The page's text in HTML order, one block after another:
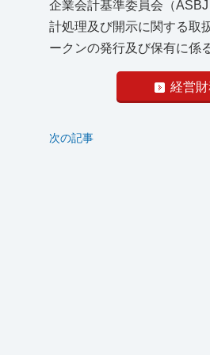
企業会計基準委員会（
計処理及び開示に関する取
ークンの発行及び保有に係
経営
次の記事